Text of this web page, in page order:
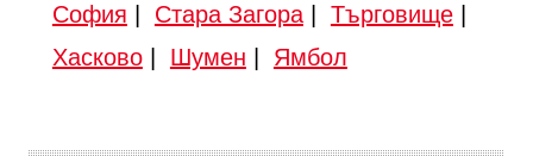
София Стара Загора| Търговище|
Хасково| Шумен Ямбол